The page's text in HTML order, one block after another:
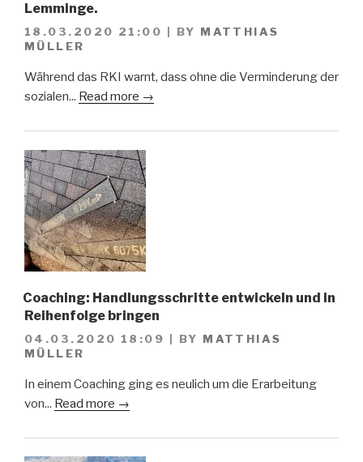
Lemminge.
18.03.2020 21:00 BY MATTHIAS
MÜLLER
Während das RKI warnt, dass ohne die Verminderung der
sozialen... Read more →
Coaching: Handlungsschritte entwickeln und in
Reihenfolge bringen
04.03.2020 18:09 BY MATTHIAS
MÜLLER
In einem Coaching ging es neulich um die Erarbeitung
von... Read more →